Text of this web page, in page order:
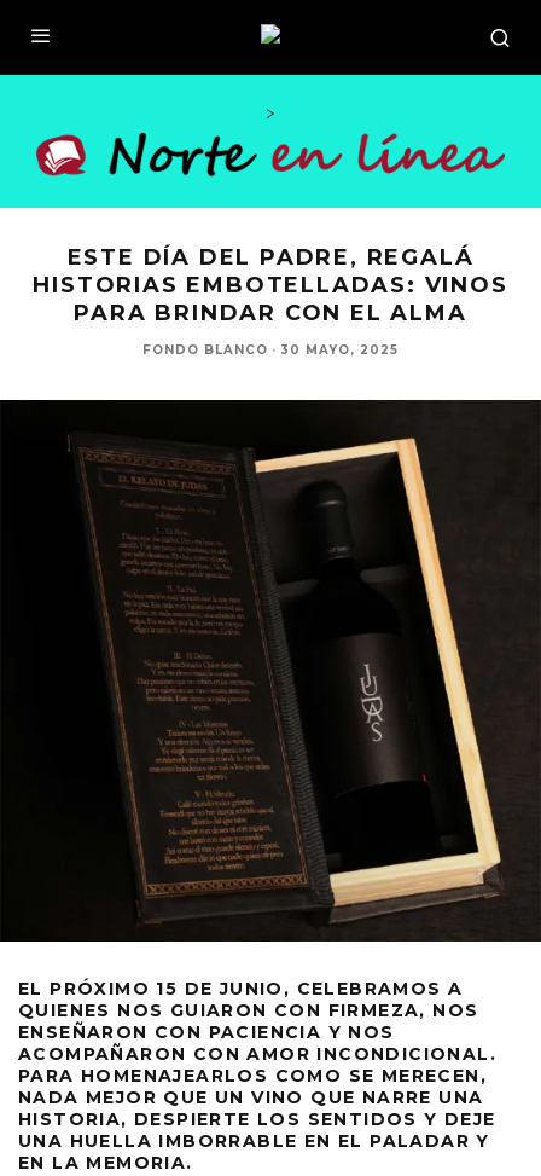
>
ESTE DÍA DEL PADRE, REGALÁ
HISTORIAS EMBOTELLADAS: VINOS
PARA BRINDAR CON EL ALMA
FONDO BLANCO · 30 MAYO, 2025
EL PRÓXIMO 15 DE JUNIO, CELEBRAMOS A
QUIENES NOS GUIARON CON FIRMEZA, NOS
ENSEÑARON CON PACIENCIA Y NOS
ACOMPAÑARON CON AMOR INCONDICIONAL.
PARA HOMENAJEARLOS COMO SE MERECEN,
NADA MEJOR QUE UN VINO QUE NARRE UNA
HISTORIA, DESPIERTE LOS SENTIDOS Y DEJE
UNA HUELLA IMBORRABLE EN EL PALADAR Y
EN LA MEMORIA.